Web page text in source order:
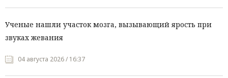
Ученые нашли участок мозга, вызывающий ярость при
звуках жевания
04 августа 2026 / 16:37